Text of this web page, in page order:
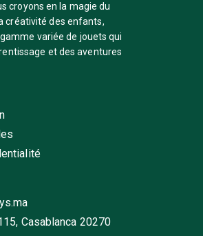
croyons en la magie du
créativité des enfants,
variée de jouets qui
et des aventures
Casablanca 20270